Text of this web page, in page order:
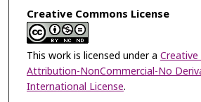
Creative Commons License
This work is licensed under a
Attribution-NonCommercial-No
International License.